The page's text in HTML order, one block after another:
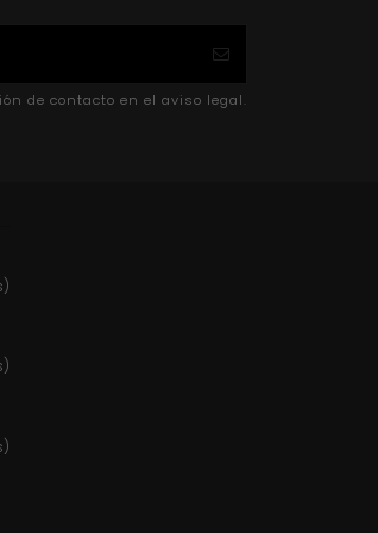
de contacto en el aviso legal.